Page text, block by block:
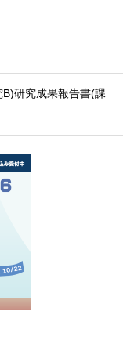
研究成果報告書(課